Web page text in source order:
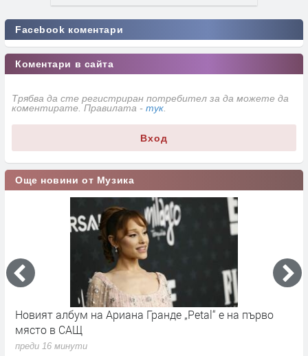
Facebook коментари
Коментари в сайта
Трябва да сте регистриран потребител за да можете да
коментирате. Правилата - тук
Вход
Още новини от Музика
Новият албум на Ариана Гранде „Petal“ e на първо
място в САЩ
преди 16 минути